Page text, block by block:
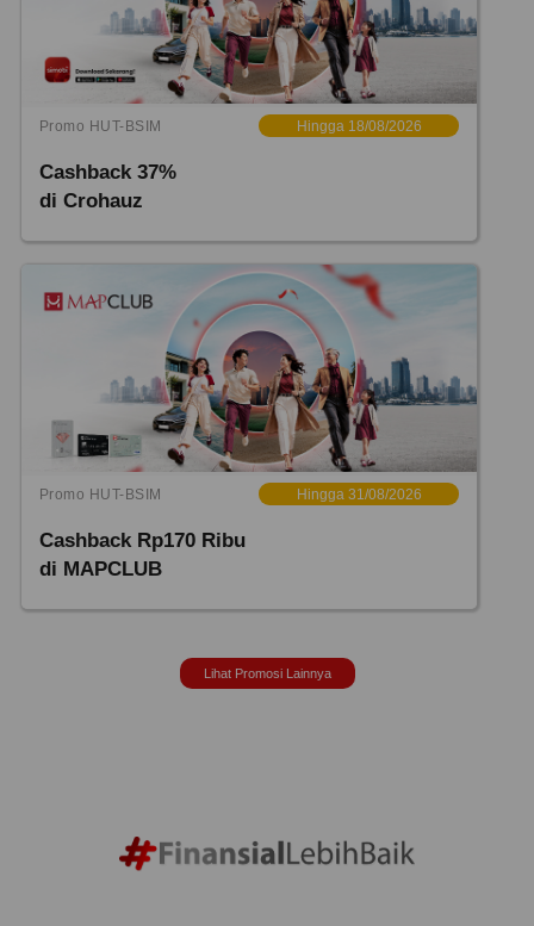
Promo HUT-BSIM Hingga 18/08/2026
Cashback 37%
di Crohauz
Promo HUT-BSIM Hingga 31/08/2026
Cashback Rp170 Ribu
di MAPCLUB
Lihat Promosi Lainnya